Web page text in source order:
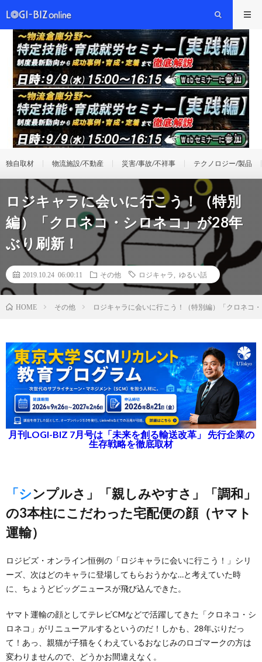
独自取材 物流施設/不動産 災害/事故/不祥事 テクノロジー/製品
ロジキャラに会いに行こう！（特別
編）「クロネコ・シロネコ」が28年
ぶり刷新！
2019.10.24 06:00:11 その他 ロジキャラ ゆるい話
HOME その他 ロジキャラに会いに行こう！（特別編）「クロネコ
月刊LOGI-BIZ 7月号は「未来を創る輸送改革」 先行企業の
生存戦略を徹底取材
「シンプルさ」「親しみやすさ」「調和」
の3本柱にこだわった宅配便の顔（ヤマト
運輸）
ロジビズ・オンライン恒例の「ロジキャラに会いに行こう！」シリ
ーズ、次はどのキャラに登場してもらおうかな…と考えていた時
に、ちょうどビッグニュースが飛び込んできた。
ヤマト運輸の顔としてテレビCMなどで活躍してきた「クロネコ・シ
ロネコ」がリニューアルするというのだ！しかも、28年ぶりだっ
て！あっ、親猫が子猫をくわえているおなじみのロゴマークの方は
変わりませんので、どうかお間違えなく。